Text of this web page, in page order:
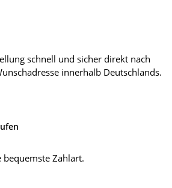
schnell und sicher direkt nach
innerhalb Deutschlands.
bequemste Zahlart.